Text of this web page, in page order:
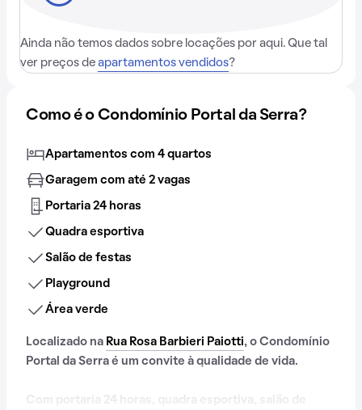
Ainda não temos dados sobre locações por aqui. Que tal
ver preços de apartamentos vendidos?
Como é o Condomínio Portal da Serra?
Apartamentos com 4 quartos
Garagem com até 2 vagas
Portaria 24 horas
Quadra esportiva
Salão de festas
Playground
Área verde
Localizado na Rua Rosa Barbieri Paiotti, o Condomínio
Portal da Serra é um convite à qualidade de vida.